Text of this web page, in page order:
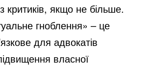
критиків, якщо не більше.
гноблення» – це
для адвокатів
власної